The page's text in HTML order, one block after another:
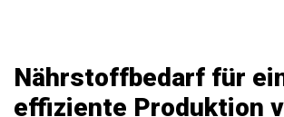
Nährstoffbedarf für
effiziente Produktion